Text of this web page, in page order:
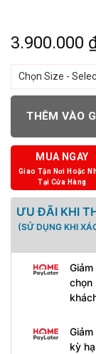
3.900.000
THÊM VÀO
MUA NGAY
Giao Tận Nơi Hoặc
Tại Cửa Hàng
ƯU ĐÃI KHI
(SỬ DỤNG KHI
chọn
kỳ